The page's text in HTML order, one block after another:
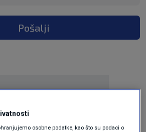
Pošalji
osobne podatke, kao što su podaci o